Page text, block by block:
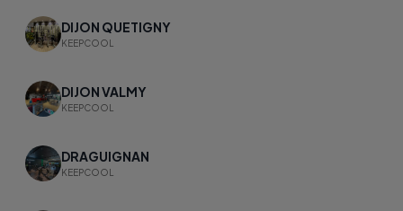
DIJON QUETIGNY
KEEPCOOL
DIJON VALMY
KEEPCOOL
DRAGUIGNAN
KEEPCOOL